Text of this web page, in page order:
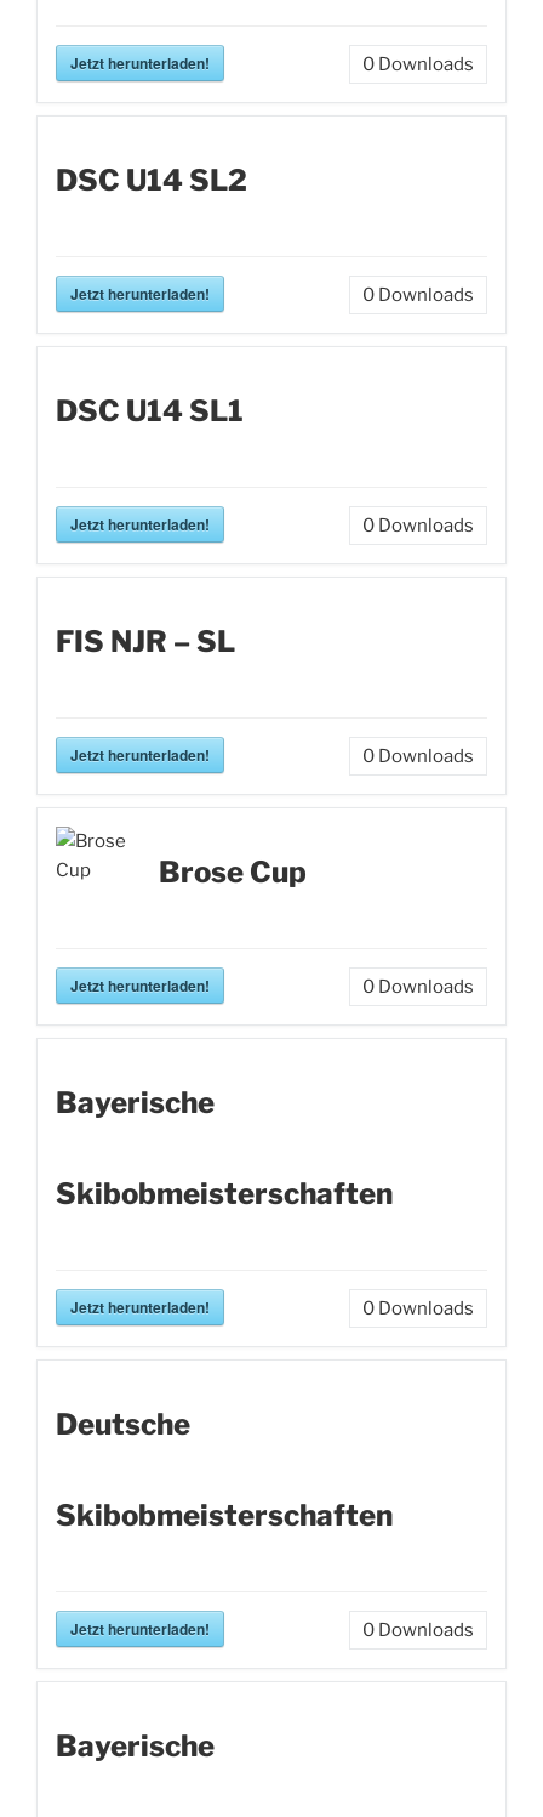
Jetzt herunterladen! 0 Downloads
DSC U14 SL2
Jetzt herunterladen! 0 Downloads
DSC U14 SL1
Jetzt herunterladen! 0 Downloads
FIS NJR – SL
Jetzt herunterladen! 0 Downloads
Brose Cup
Jetzt herunterladen! 0 Downloads
Bayerische
Skibobmeisterschaften
Jetzt herunterladen! 0 Downloads
Deutsche
Skibobmeisterschaften
Jetzt herunterladen! 0 Downloads
Bayerische